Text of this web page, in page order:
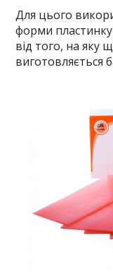
Для цього
форми
від того, на
виготовляється